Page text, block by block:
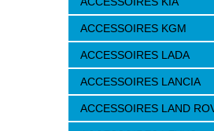
ACCESSOIRES KGM
ACCESSOIRES LADA
ACCESSOIRES LANCIA
ACCESSOIRES LAND